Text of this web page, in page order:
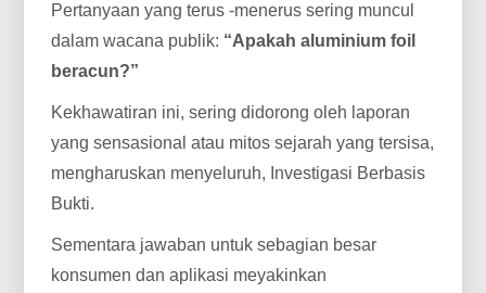
Pertanyaan yang terus -menerus sering muncul
dalam wacana publik: “Apakah aluminium foil
beracun?”
Kekhawatiran ini, sering didorong oleh laporan
yang sensasional atau mitos sejarah yang tersisa,
mengharuskan menyeluruh, Investigasi Berbasis
Bukti.
Sementara jawaban untuk sebagian besar
konsumen dan aplikasi meyakinkan